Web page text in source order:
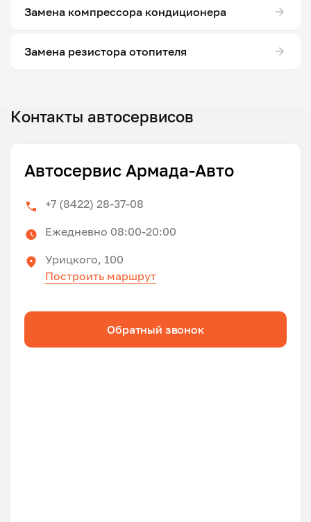
Замена компрессора кондиционера
Замена резистора отопителя
Контакты автосервисов
Автосервис Армада-Авто
+7 (8422) 28-37-08
Ежедневно 08:00-20:00
Урицкого, 100
Построить маршрут
Обратный звонок